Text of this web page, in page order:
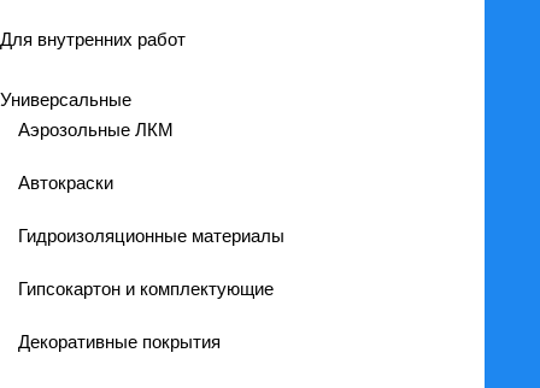
Для внутренних работ
Универсальные
Аэрозольные ЛКМ
Автокраски
Гидроизоляционные материалы
Гипсокартон и комплектующие
Декоративные покрытия